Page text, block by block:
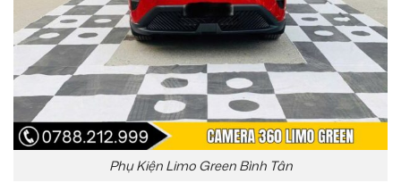
Phụ Kiện Limo Green Bình Tân